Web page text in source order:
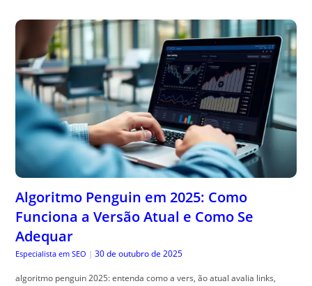
Algoritmo Penguin em 2025: Como
Funciona a Versão Atual e Como Se
Adequar
Especialista em SEO | 30 de outubro de 2025
algoritmo penguin 2025: entenda como a vers, ão atual avalia links,